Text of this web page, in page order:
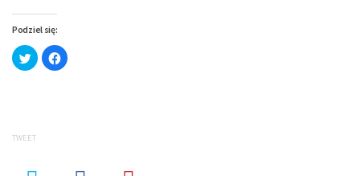
Podziel się:
Click
to
share
window)
Click
to
TWEET